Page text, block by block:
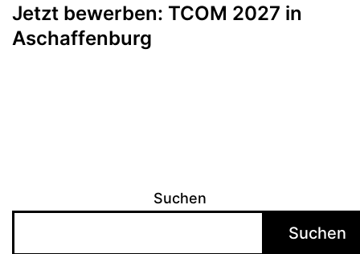
Jetzt bewerben: TCOM 2027 in
Aschaffenburg
Suchen
Suchen